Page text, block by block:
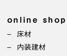
online shop
床材
内装建材